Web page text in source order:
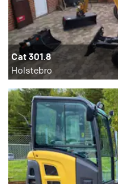
Cat 301.8
Holstebro